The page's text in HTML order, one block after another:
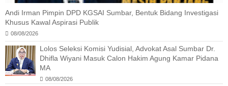
Andi Irman Pimpin DPD KGSAI Sumbar, Bentuk Bidang Investigasi
Khusus Kawal Aspirasi Publik
08/08/2026
Lolos Seleksi Komisi Yudisial, Advokat Asal Sumbar Dr.
Dhifla Wiyani Masuk Calon Hakim Agung Kamar Pidana
MA
08/08/2026